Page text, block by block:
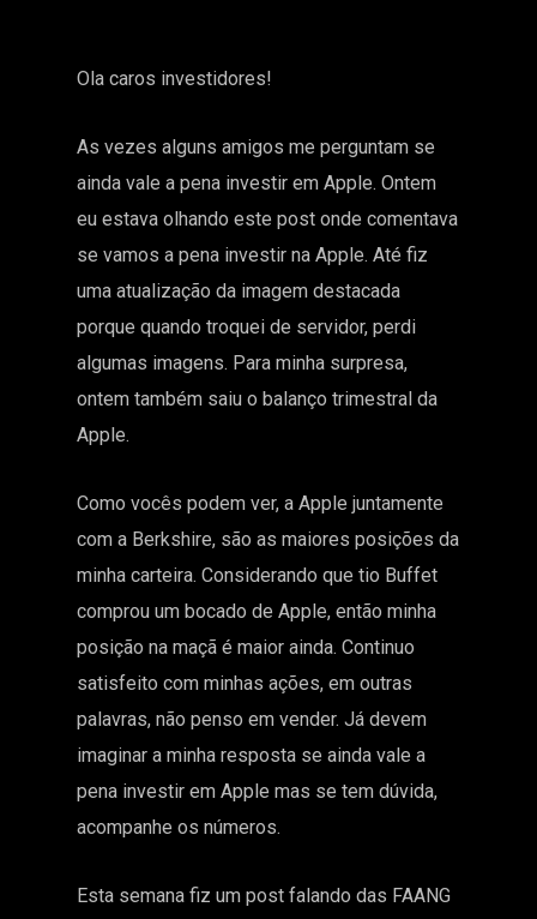
Ola caros investidores!
As vezes alguns amigos me perguntam se
ainda vale a pena investir em Apple. Ontem
eu estava olhando este post onde comentava
se vamos a pena investir na Apple. Até fiz
uma atualização da imagem destacada
porque quando troquei de servidor, perdi
algumas imagens. Para minha surpresa,
ontem também saiu o balanço trimestral da
Apple.
Como vocês podem ver, a Apple juntamente
com a Berkshire, são as maiores posições da
minha carteira. Considerando que tio Buffet
comprou um bocado de Apple, então minha
posição na maçã é maior ainda. Continuo
satisfeito com minhas ações, em outras
palavras, não penso em vender. Já devem
imaginar a minha resposta se ainda vale a
pena investir em Apple mas se tem dúvida,
acompanhe os números.
Esta semana fiz um post falando das FAANG